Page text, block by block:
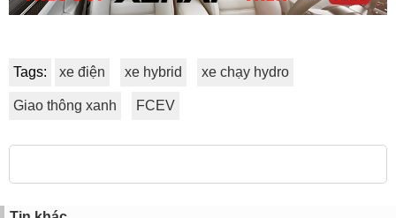
Tags: xe điện xe hybrid xe chạy hydro
Giao thông xanh FCEV